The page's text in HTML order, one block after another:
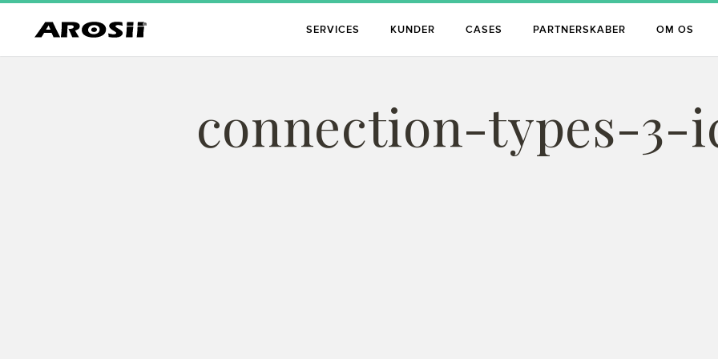
SERVICES KUNDER CASES PARTNERSKABER OM OS
connection-types-3-